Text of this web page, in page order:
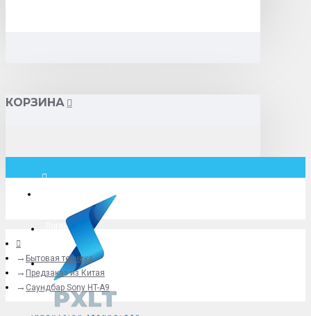
КОРЗИНА
Логин
+79775619766
Бытовая техника
Предзаказ из Китая
Саундбар Sony HT-A9